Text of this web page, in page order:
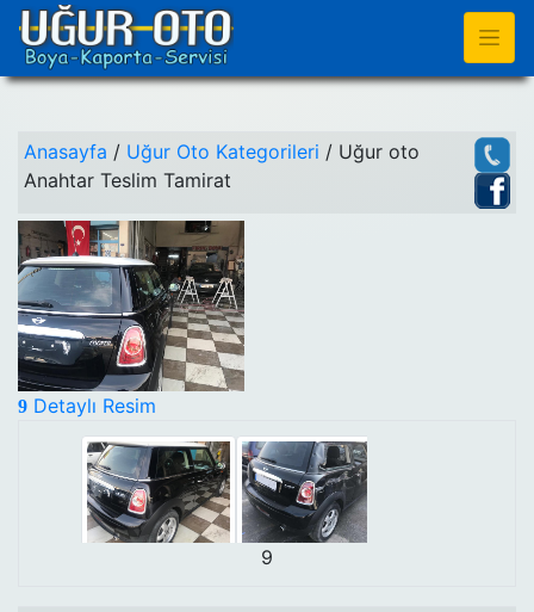
Anasayfa / Uğur Oto Kategorileri / Uğur oto
Anahtar Teslim Tamirat
9 Detaylı Resim
9